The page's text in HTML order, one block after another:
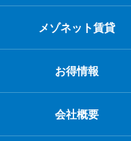
メゾネット賃貸
お得情報
会社概要